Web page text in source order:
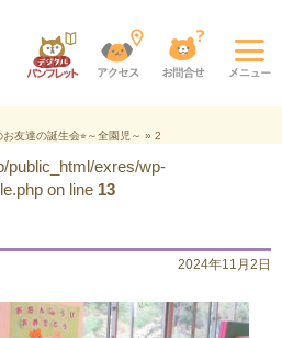
友達の誕生会⭐︎～全園児～ » 2
public_html/exres/wp-
on line 13
2024年11月2日